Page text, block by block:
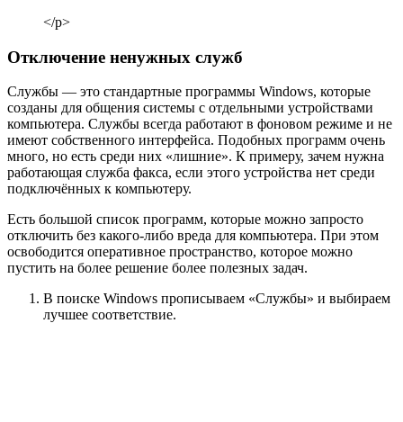
</p>
Отключение ненужных служб
Службы — это стандартные программы Windows, которые
созданы для общения системы с отдельными устройствами
компьютера. Службы всегда работают в фоновом режиме и не
имеют собственного интерфейса. Подобных программ очень
много, но есть среди них «лишние». К примеру, зачем нужна
работающая служба факса, если этого устройства нет среди
подключённых к компьютеру.
Есть большой список программ, которые можно запросто
отключить без какого-либо вреда для компьютера. При этом
освободится оперативное пространство, которое можно
пустить на более решение более полезных задач.
В поиске Windows прописываем «Службы» и выбираем
лучшее соответствие.